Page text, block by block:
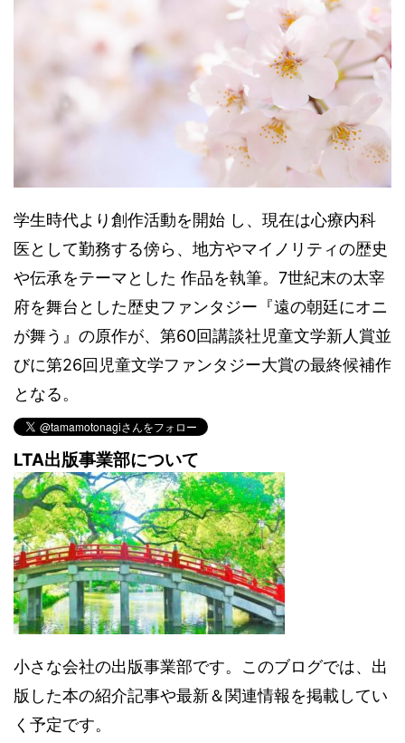
学生時代より創作活動を開始 し、現在は心療内科
医として勤務する傍ら、地方やマイノリティの歴史
や伝承をテーマとした 作品を執筆。7世紀末の太宰
府を舞台とした歴史ファンタジー『遠の朝廷にオニ
が舞う』の原作が、第60回講談社児童文学新人賞並
びに第26回児童文学ファンタジー大賞の最終候補作
となる。
LTA出版事業部について
小さな会社の出版事業部です。このブログでは、出
版した本の紹介記事や最新＆関連情報を掲載してい
く予定です。